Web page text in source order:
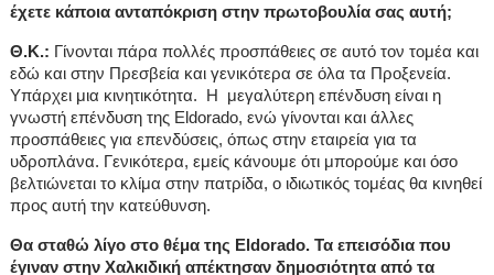
έχετε κάποια ανταπόκριση στην πρωτοβουλία σας αυτή;
Θ.Κ.: Γίνονται πάρα πολλές προσπάθειες σε αυτό τον τομέα και
εδώ και στην Πρεσβεία και γενικότερα σε όλα τα Προξενεία.
Υπάρχει μια κινητικότητα. Η μεγαλύτερη επένδυση είναι η
γνωστή επένδυση της Eldorado, ενώ γίνονται και άλλες
προσπάθειες για επενδύσεις, όπως στην εταιρεία για τα
υδροπλάνα. Γενικότερα, εμείς κάνουμε ότι μπορούμε και όσο
βελτιώνεται το κλίμα στην πατρίδα, ο ιδιωτικός τομέας θα κινηθεί
προς αυτή την κατεύθυνση.
Θα σταθώ λίγο στο θέμα της Eldorado. Τα επεισόδια που
έγιναν στην Χαλκιδική απέκτησαν δημοσιότητα από τα